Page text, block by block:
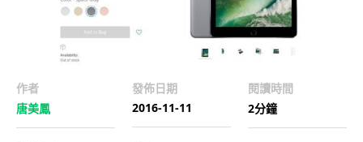
作者
唐美鳳
發佈日期
2016-11-11
閱讀時間
2分鐘